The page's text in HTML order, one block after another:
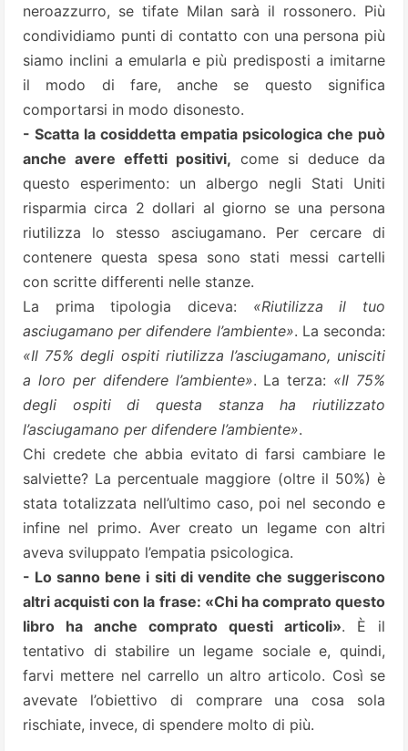
neroazzurro, se tifate Milan sarà il rossonero. Più
condividiamo punti di contatto con una persona più
siamo inclini a emularla e più predisposti a imitarne
il modo di fare, anche se questo significa
comportarsi in modo disonesto.
- Scatta la cosiddetta empatia psicologica che può
anche avere effetti positivi, come si deduce da
questo esperimento: un albergo negli Stati Uniti
risparmia circa 2 dollari al giorno se una persona
riutilizza lo stesso asciugamano. Per cercare di
contenere questa spesa sono stati messi cartelli
con scritte differenti nelle stanze.
La prima tipologia diceva: «Riutilizza il tuo
asciugamano per difendere l’ambiente». La seconda:
«Il 75% degli ospiti riutilizza l’asciugamano, unisciti
a loro per difendere l’ambiente». La terza: «Il 75%
degli ospiti di questa stanza ha riutilizzato
l’asciugamano per difendere l’ambiente».
Chi credete che abbia evitato di farsi cambiare le
salviette? La percentuale maggiore (oltre il 50%) è
stata totalizzata nell’ultimo caso, poi nel secondo e
infine nel primo. Aver creato un legame con altri
aveva sviluppato l’empatia psicologica.
- Lo sanno bene i siti di vendite che suggeriscono
altri acquisti con la frase: «Chi ha comprato questo
libro ha anche comprato questi articoli». È il
tentativo di stabilire un legame sociale e, quindi,
farvi mettere nel carrello un altro articolo. Così se
avevate l’obiettivo di comprare una cosa sola
rischiate, invece, di spendere molto di più.